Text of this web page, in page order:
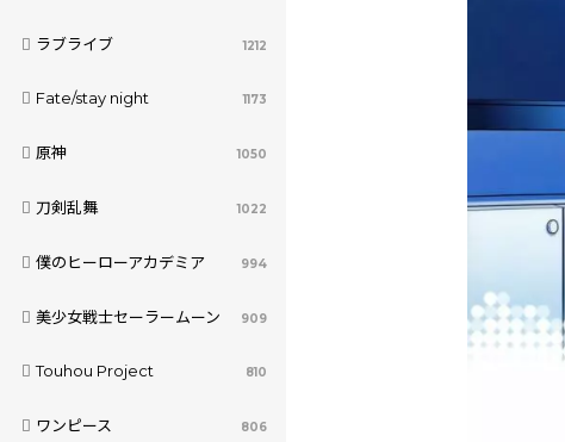
ラブライブ 1212
Fate/stay night 1173
原神 1050
刀剣乱舞 1022
僕のヒーローアカデミア 994
美少女戦士セーラームーン 909
Touhou Project 810
ワンピース 806